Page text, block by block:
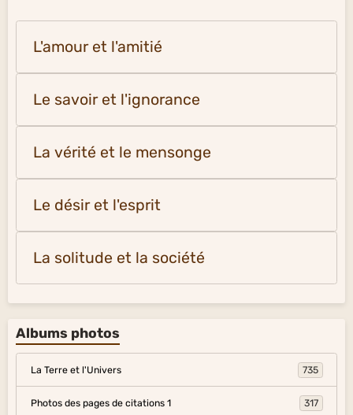
L'amour et l'amitié
Le savoir et l'ignorance
La vérité et le mensonge
Le désir et l'esprit
La solitude et la société
Albums photos
La Terre et l'Univers 735
Photos des pages de citations 1 317